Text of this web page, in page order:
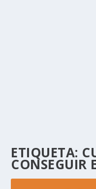
ETIQUETA:
CONSEGUIR